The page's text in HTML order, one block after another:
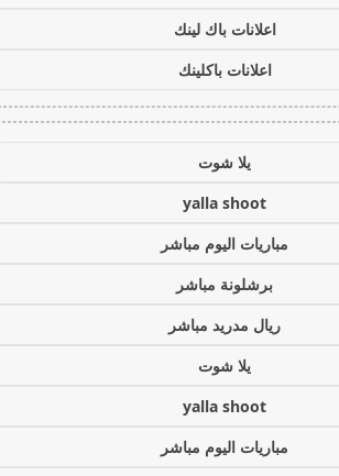
اعلانات باك لينك
اعلانات باكلينك
يلا شوت
yalla shoot
مباريات اليوم مباشر
برشلونة مباشر
ريال مدريد مباشر
يلا شوت
yalla shoot
مباريات اليوم مباشر